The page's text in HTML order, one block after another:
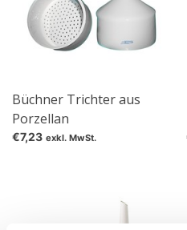
Büchner Trichter aus
Porzellan
€7,23 exkl. MwSt.